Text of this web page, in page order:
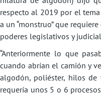
respecto al 2019 por el
a un “monstruo” que
poderes legislativos y
“Anteriormente lo que
cuando abrían el camión y
algodón, poliéster, hilos
requería unos 5 o 6